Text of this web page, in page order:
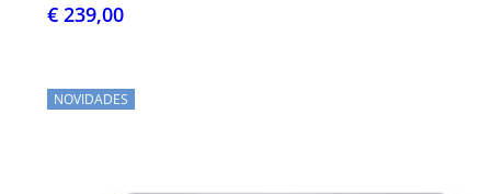
€ 239,00
NOVIDADES